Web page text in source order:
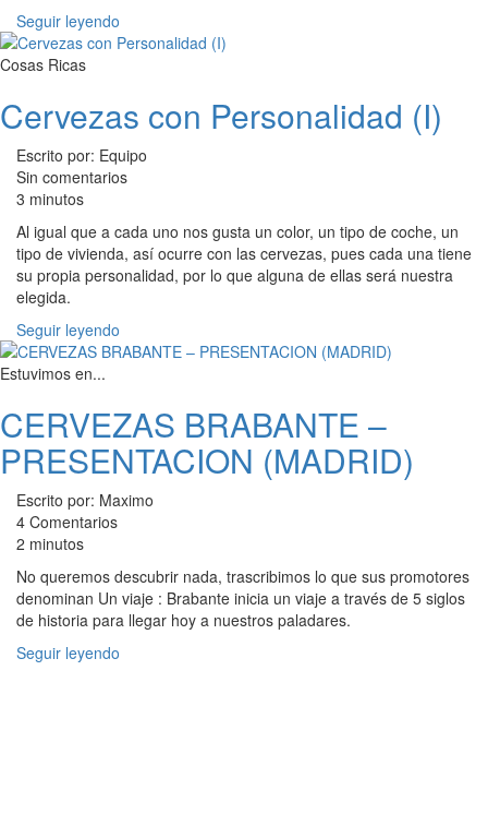
Seguir leyendo
Cosas Ricas
Cervezas con Personalidad (I)
Escrito por: Equipo
Sin comentarios
3 minutos
Al igual que a cada uno nos gusta un color, un tipo de coche, un
tipo de vivienda, así ocurre con las cervezas, pues cada una tiene
su propia personalidad, por lo que alguna de ellas será nuestra
elegida.
Seguir leyendo
Estuvimos en...
CERVEZAS BRABANTE –
PRESENTACION (MADRID)
Escrito por: Maximo
4 Comentarios
2 minutos
No queremos descubrir nada, trascribimos lo que sus promotores
denominan Un viaje : Brabante inicia un viaje a través de 5 siglos
de historia para llegar hoy a nuestros paladares.
Seguir leyendo